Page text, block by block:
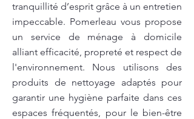
tranquillité d’esprit grâce à un entretien
impeccable. Pomerleau vous propose
un service de ménage à domicile
alliant efficacité, propreté et respect de
l'environnement. Nous utilisons des
produits de nettoyage adaptés pour
garantir une hygiène parfaite dans ces
espaces fréquentés, pour le bien-être